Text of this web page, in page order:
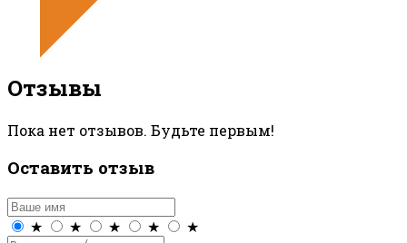
Отзывы
Пока нет отзывов. Будьте первым!
Оставить отзыв
★ ★ ★ ★ ★